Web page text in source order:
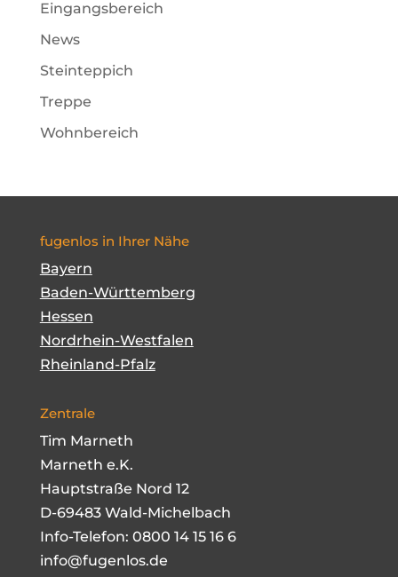
Eingangsbereich
News
Steinteppich
Treppe
Wohnbereich
fugenlos in Ihrer Nähe
Bayern
Baden-Württemberg
Hessen
Nordrhein-Westfalen
Rheinland-Pfalz
Zentrale
Tim Marneth
Marneth e.K.
Hauptstraße Nord 12
D-69483 Wald-Michelbach
Info-Telefon: 0800 14 15 16 6
info@fugenlos.de